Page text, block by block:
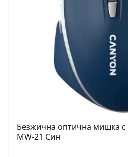
Безжична оптична мишка с
MW-21 Син